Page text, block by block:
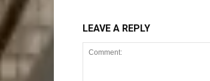
LEAVE A REPLY